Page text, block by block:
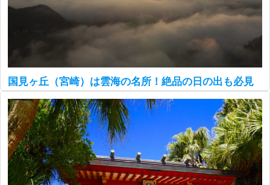
国見ヶ丘（宮崎）は雲海の名所！絶品の日の出も必見